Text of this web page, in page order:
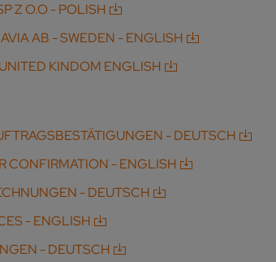
Z O.O - POLISH
AB - SWEDEN - ENGLISH
KINDOM ENGLISH
- DEUTSCH
CONFIRMATION - ENGLISH
- DEUTSCH
- ENGLISH
- DEUTSCH